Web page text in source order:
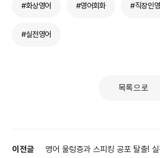
#화상영어 #영어회화 #직장인
#실전영어
목록으로
이전글 영어 울렁증과 스피킹 공포 탈출!